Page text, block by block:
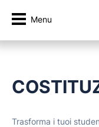
Menu
Trasforma i tuoi